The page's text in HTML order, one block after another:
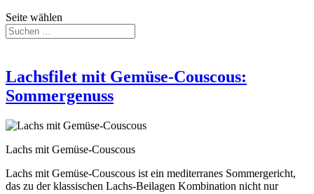
Seite wählen
Lachsfilet mit Gemüse-Couscous:
Sommergenuss
Lachs mit Gemüse-Couscous
Lachs mit Gemüse-Couscous ist ein mediterranes Sommergericht,
das zu der klassischen Lachs-Beilagen Kombination nicht nur